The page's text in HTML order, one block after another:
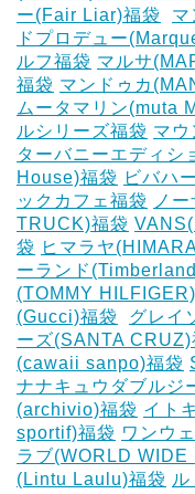
ー(Fair Liar)福袋
マ
ドプロデュー
ルフ福袋 マルサ
福袋 マンドゥカ
ムータマリン(muta
ルシリーズ福袋 マウ
ターバニーエディシ
House)福袋 ビバハ
ックカフェ福袋
ノ
TRUCK)福袋
袋 ヒマラヤ
ーランド
(TOMMY
(Gucci)福袋
グレイ
ーズ(SANTA CRUZ)
(cawaii sanpo)福袋
ナナキュウダブルジ
(archivio)福袋 イト
sportif)福袋 ワンウ
ラブ(WORLD WIDE
(Lintu Laulu)福袋